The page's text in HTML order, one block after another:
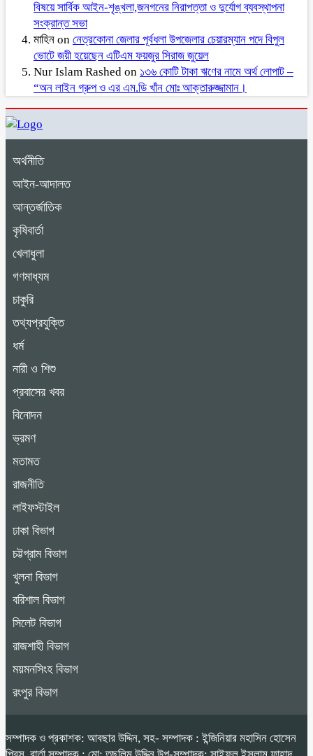
বিষয়ে সার্বিক আইন-শৃঙ্খলা,জনগনের নিরাপত্তা ও দুর্যোগ ব্যবস্থাপনা
সংক্রান্ত সভা
মাহিন on নেত্রকোনা জেলার পূর্বধলা উপজেলার চেয়ারম্যান পদে বিপুল
ভোটে জয়ী হয়েছেন এটিএম ফয়জুর সিরাজ জুয়েল
Nur Islam Rashed on ১৩৬ কোটি টাকা ঋণের নামে অর্থ লোপাট –
“অন লাইন গ্রুপ ও এর এম.ডি খাঁন মোঃ আক্তারুজ্জামান।
অর্থনীতি
আইন-আদালত
আন্তর্জাতিক
কৃষিবার্তা
খেলাধুলা
গণমাধ্যম
চাকুরি
তথ্যপ্রযুক্তি
ধর্ম
নারী ও শিশু
প্রবাসের খবর
বিনোদন
ভ্রমণ
মতামত
রাজনীতি
লাইফস্টাইল
ঢাকা বিভাগ
চট্টগ্রাম বিভাগ
খুলনা বিভাগ
বরিশাল বিভাগ
সিলেট বিভাগ
রাজশাহী বিভাগ
ময়মনসিংহ বিভাগ
রংপুর বিভাগ
সম্পাদক ও প্রকাশক: আবছার উদ্দিন, সহ- সম্পাদক : ইন্জিনিয়ার মহাসিন হোসেন